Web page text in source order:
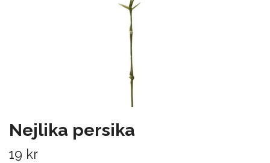
Nejlika persika
19 kr